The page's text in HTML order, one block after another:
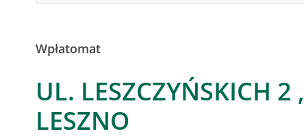
Wpłatomat
UL. LESZCZYŃSKICH 2 ,
LESZNO